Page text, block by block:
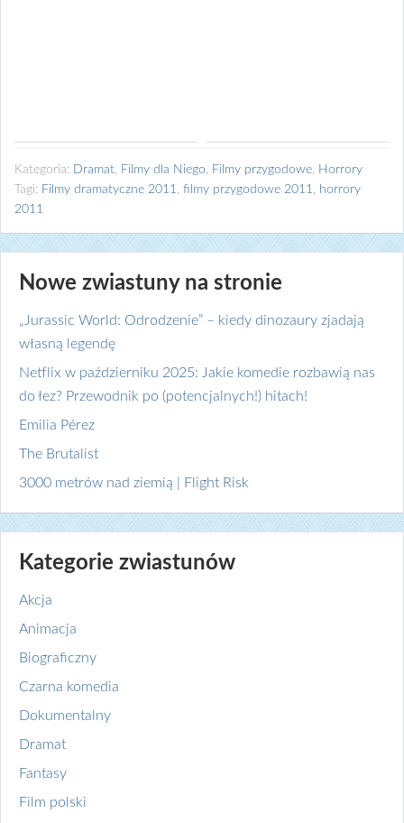
Kategoria: Dramat, Filmy dla Niego, Filmy przygodowe, Horrory
Tagi: Filmy dramatyczne 2011, filmy przygodowe 2011, horrory
2011
Nowe zwiastuny na stronie
„Jurassic World: Odrodzenie” – kiedy dinozaury zjadają
własną legendę
Netflix w październiku 2025: Jakie komedie rozbawią nas
do łez? Przewodnik po (potencjalnych!) hitach!
Emilia Pérez
The Brutalist
3000 metrów nad ziemią | Flight Risk
Kategorie zwiastunów
Akcja
Animacja
Biograficzny
Czarna komedia
Dokumentalny
Dramat
Fantasy
Film polski